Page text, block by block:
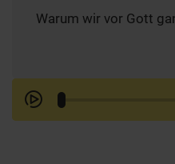
Warum wir vor Gott